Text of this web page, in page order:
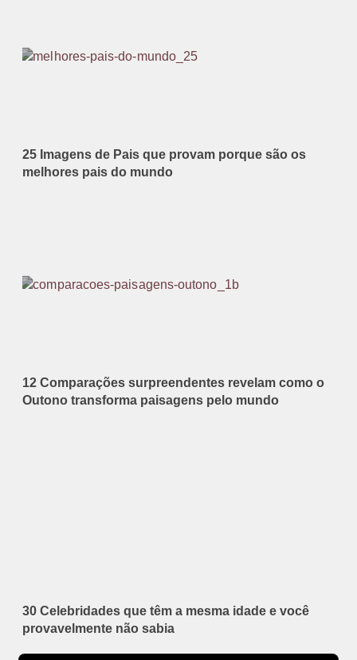
25 Imagens de Pais que provam porque são os
melhores pais do mundo
12 Comparações surpreendentes revelam como o
Outono transforma paisagens pelo mundo
30 Celebridades que têm a mesma idade e você
provavelmente não sabia